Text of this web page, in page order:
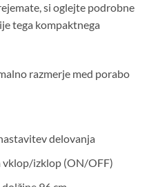
si oglejte podrobne
tega kompaktnega
razmerje med porabo
delovanja
izklop (ON/OFF)